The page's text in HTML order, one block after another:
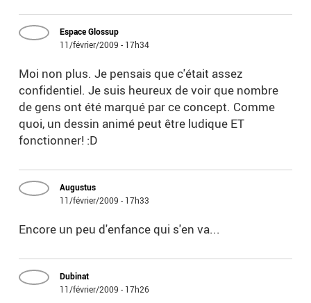
Espace Glossup
11/février/2009 - 17h34
Moi non plus. Je pensais que c'était assez
confidentiel. Je suis heureux de voir que nombre
de gens ont été marqué par ce concept. Comme
quoi, un dessin animé peut être ludique ET
fonctionner! :D
Augustus
11/février/2009 - 17h33
Encore un peu d'enfance qui s'en va...
Dubinat
11/février/2009 - 17h26